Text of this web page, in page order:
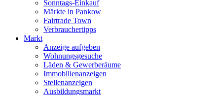
Sonntags-Einkauf
Märkte in Pankow
Fairtrade Town
Verbrauchertipps
Markt
Anzeige aufgeben
Wohnungsgesuche
Läden & Gewerberäume
Immobilienanzeigen
Stellenanzeigen
Ausbildungsmarkt